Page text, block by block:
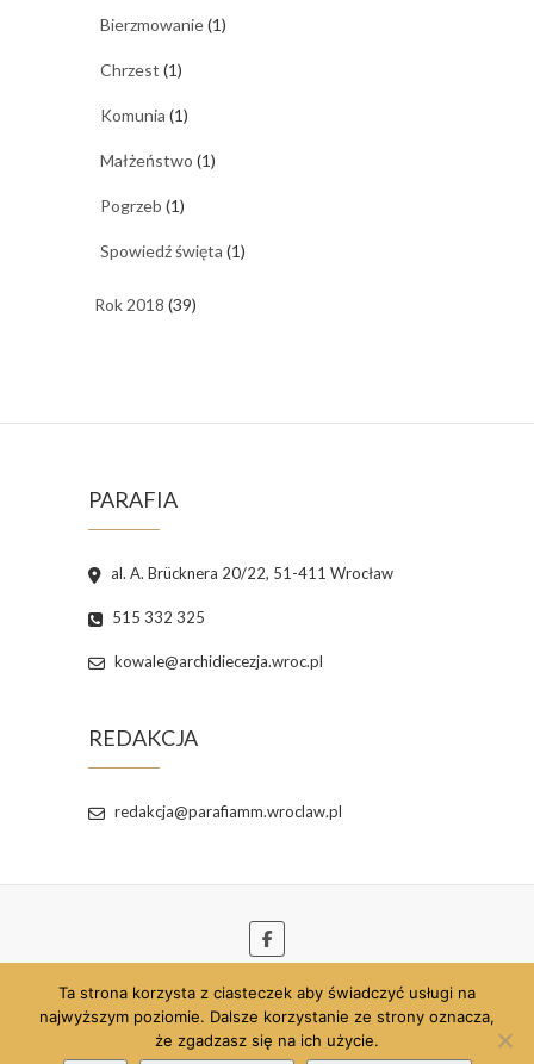
Bierzmowanie(1)
Chrzest (1)
Komunia (1)
Małżeństwo (1)
Pogrzeb (1)
Spowiedź święta (1)
Rok 2018 (39)
PARAFIA
al. A. Brücknera 20/22, 51-411 Wrocław
515 332 325
kowale@archidiecezja.wroc.pl
REDAKCJA
redakcja@parafiamm.wroclaw.pl
© 2026Parafia pw. Najświętszej Maryi Panny
Matki Miłosierdzia we Wrocławiu | Szablon strony
Ta strona korzysta z ciasteczek aby świadczyć usługi na
najwyższym poziomie. Dalsze korzystanie ze strony oznacza,
że zgadzasz się na ich użycie.